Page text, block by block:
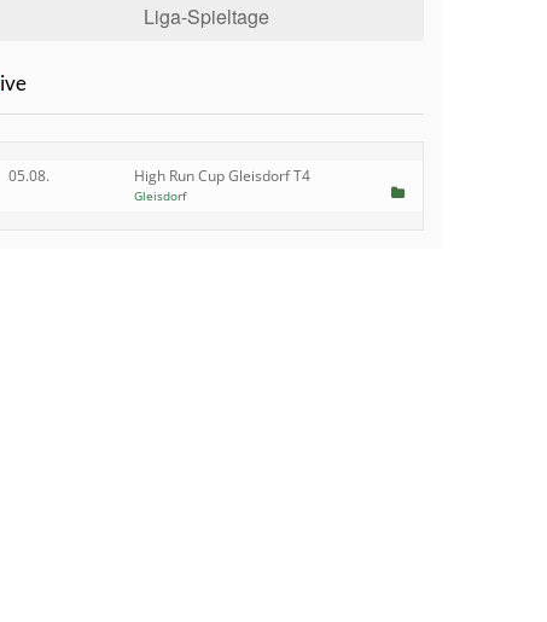
Liga-Spieltage
Live
05.08. High Run Cup Gleisdorf T4
Gleisdorf